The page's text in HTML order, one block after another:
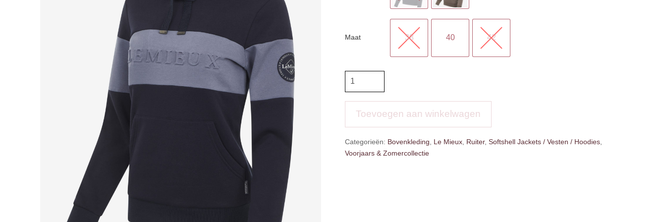
Maat 38 40 42
LMX
PopToevoegen aan winkelwagen
Categorieën: Bovenkleding Le Mieux, Ruiter, Softshell Jackets / Vesten / Hoodies,
Voorjaars & Zomercollectie